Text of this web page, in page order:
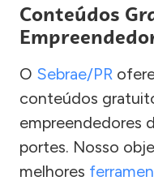
Conteúdos
O Sebrae/PR
conteúdos
empreendedores
portes. Nosso
melhores